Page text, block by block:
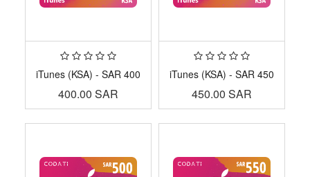
iTunes (KSA) - SAR 400
400.00 SAR
iTunes (KSA) - SAR 450
450.00 SAR